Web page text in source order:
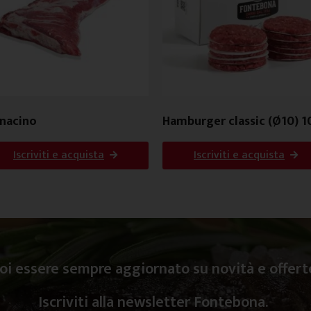
Iscriviti e acquista
Hamburger classic (Ø10)
Iscriviti e acquista
essere sempre aggiornato su novità e
Iscriviti alla newsletter Fontebona.